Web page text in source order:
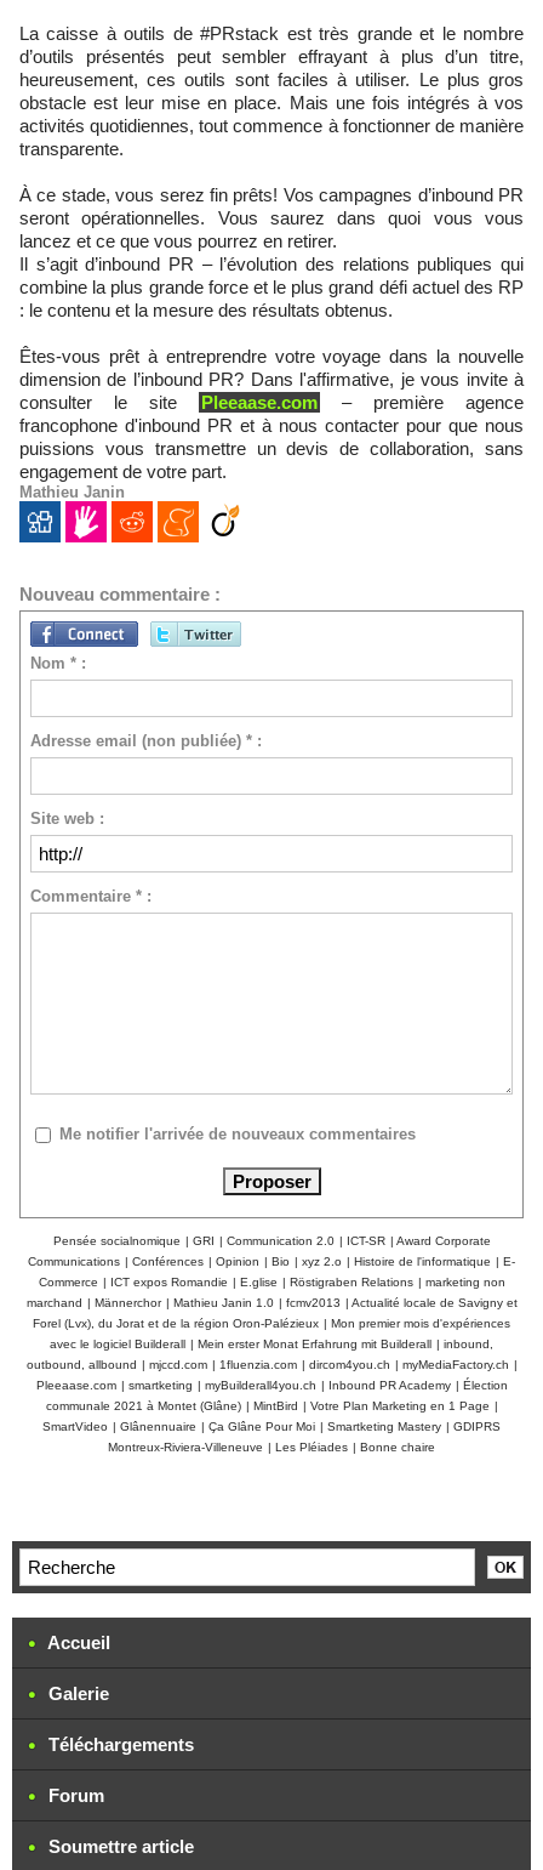
La caisse à outils de #PRstack est très grande et le nombre
d’outils présentés peut sembler effrayant à plus d’un titre,
heureusement, ces outils sont faciles à utiliser. Le plus gros
obstacle est leur mise en place. Mais une fois intégrés à vos
activités quotidiennes, tout commence à fonctionner de manière
transparente.
À ce stade, vous serez fin prêts! Vos campagnes d’inbound PR
seront opérationnelles. Vous saurez dans quoi vous vous
lancez et ce que vous pourrez en retirer.
Il s’agit d’inbound PR – l’évolution des relations publiques qui
combine la plus grande force et le plus grand défi actuel des RP
: le contenu et la mesure des résultats obtenus.
Êtes-vous prêt à entreprendre votre voyage dans la nouvelle
dimension de l’inbound PR? Dans l'affirmative, je vous invite à
consulter le site
Pleeaase.com
– première agence
francophone d'inbound PR et à nous contacter pour que nous
puissions vous transmettre un devis de collaboration, sans
engagement de votre part.
Mathieu Janin
Nouveau commentaire :
Nom * :
Adresse email (non publiée) * :
Site web :
Commentaire * :
Me notifier l'arrivée de nouveaux commentaires
Pensée socialnomique | GRI | Communication 2.0 | ICT-SR | Award Corporate
Communications | Conférences | Opinion | Bio | xyz 2.o | Histoire de l'informatique | E-
Commerce | ICT expos Romandie | E.glise | Röstigraben Relations | marketing non
marchand | Männerchor | Mathieu Janin 1.0 | fcmv2013 | Actualité locale de Savigny et
Forel (Lvx), du Jorat et de la région Oron-Palézieux | Mon premier mois d'expériences
avec le logiciel Builderall | Mein erster Monat Erfahrung mit Builderall | inbound,
outbound, allbound | mjccd.com | 1fluenzia.com | dircom4you.ch | myMediaFactory.ch |
Pleeaase.com | smartketing | myBuilderall4you.ch | Inbound PR Academy | Élection
communale 2021 à Montet (Glâne) | MintBird | Votre Plan Marketing en 1 Page |
SmartVideo | Glânennuaire | Ça Glâne Pour Moi | Smartketing Mastery | GDIPRS
Montreux-Riviera-Villeneuve | Les Pléiades | Bonne chaire
Accueil
Galerie
Téléchargements
Forum
Soumettre article